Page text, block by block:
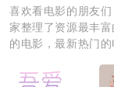
喜欢看电影的朋友
家整理了资源最丰
的电影，最新热门